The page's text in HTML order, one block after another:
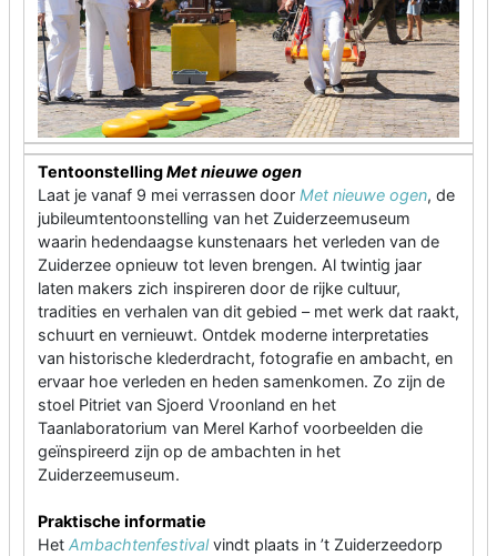
TentoonstellingMet nieuwe ogen
Laat je vanaf 9 mei verrassen door Met nieuwe ogen, de
jubileumtentoonstelling van het Zuiderzeemuseum
waarin hedendaagse kunstenaars het verleden van de
Zuiderzee opnieuw tot leven brengen. Al twintig jaar
laten makers zich inspireren door de rijke cultuur,
tradities en verhalen van dit gebied – met werk dat raakt,
schuurt en vernieuwt. Ontdek moderne interpretaties
van historische klederdracht, fotografie en ambacht, en
ervaar hoe verleden en heden samenkomen. Zo zijn de
stoel Pitriet van Sjoerd Vroonland en het
Taanlaboratorium van Merel Karhof voorbeelden die
geïnspireerd zijn op de ambachten in het
Zuiderzeemuseum.
Praktische informatie
Het Ambachtenfestival vindt plaats in ’t Zuiderzeedorp